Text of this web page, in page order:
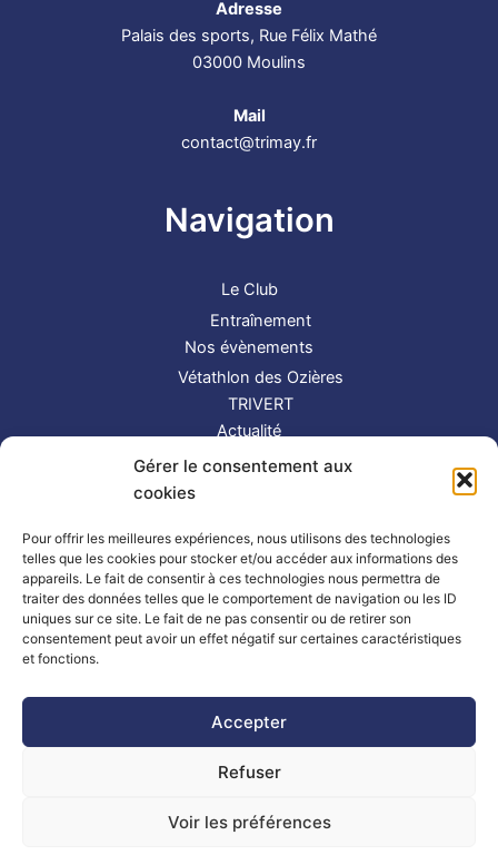
Gérer le consentement aux
cookies
Pour offrir les meilleures expériences, nous utilisons des technologies
telles que les cookies pour stocker et/ou accéder aux informations des
appareils. Le fait de consentir à ces technologies nous permettra de
traiter des données telles que le comportement de navigation ou les ID
uniques sur ce site. Le fait de ne pas consentir ou de retirer son
consentement peut avoir un effet négatif sur certaines caractéristiques
et fonctions.
Accepter
Refuser
Voir les préférences
Adresse
Palais des sports, Rue Félix Mathé
03000 Moulins
Mail
contact@trimay.fr
Navigation
Le Club
Entraînement
Nos évènements
Vétathlon des Ozières
TRIVERT
Actualité
Contact
Suivez-nous !
Copyright © 2026 TRIMAY | Powered by